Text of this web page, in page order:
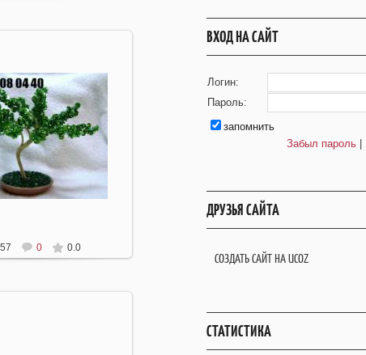
22.04.2008
mirpiar
0 0.0
ВХОД НА САЙТ
Логин:
Пароль:
запомнить
Забыл пароль
ДРУЗЬЯ САЙТА
СОЗДАТЬ САЙТ НА UCOZ
СТАТИСТИКА